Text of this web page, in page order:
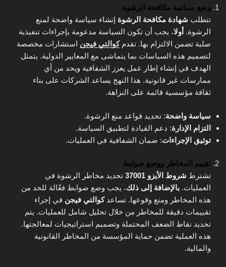
وضع سياسة مكافحة الرشوة
تتطلب شهادة مكافحة الرشوة إنشاء سياسة واضحة لمنع
الرشوة. أولا، يجب أن تكون السياسة مدعومة بإجراءات تنفيذية
صلبة تضمن الالتزام بها. تقدمكوالتي فيجن استشارات مخصصة
لتصميم هذه السياسات بما يتماشى مع المعايير الدولية. يتمثل
الهدف في إنشاء إطار عمل يعزز الشفافية ويحد من أي
ممارسات غير قانونية. هذا النهج يساعد الشركات على بناء
ثقافة مؤسسية قائمة على النزاهة.
سياسة واضحة: تحديد قواعد منع الرشوة.
التزام الإدارة: دعم القيادة لتطبيق السياسة.
توثيق الإجراءات: ضمان الشفافية في العمليات.
تقييم المخاطر ووضع ضوابط
تشترط شروط الأيزو 37001
تحديد مخاطر الرشوة في
العمليات. بالإضافة إلى ذلك، يجب وضع ضوابط فعّالة للحد من
هذه المخاطر ومنع وقوعها. تساعدكوالتي فيجن في إجراء
تقييمات دقيقة للمخاطر من خلال تحليل شامل للعمليات. يتم
تحديد نقاط الضعف المحتملة وتصميم استراتيجيات لمعالجتها.
هذه العملية تضمن حماية المؤسسة من المخاطر القانونية
والمالية.